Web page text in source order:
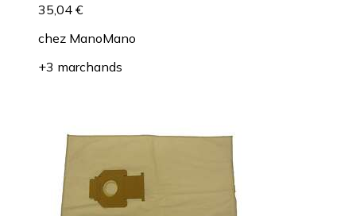
35,04 €
chez ManoMano
+3 marchands